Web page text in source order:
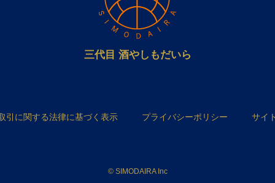
三代目 酒やしもだいら
引に関する法律に基づく表示 プライバシーポリシー サイ
© SIMODAIRA Inc